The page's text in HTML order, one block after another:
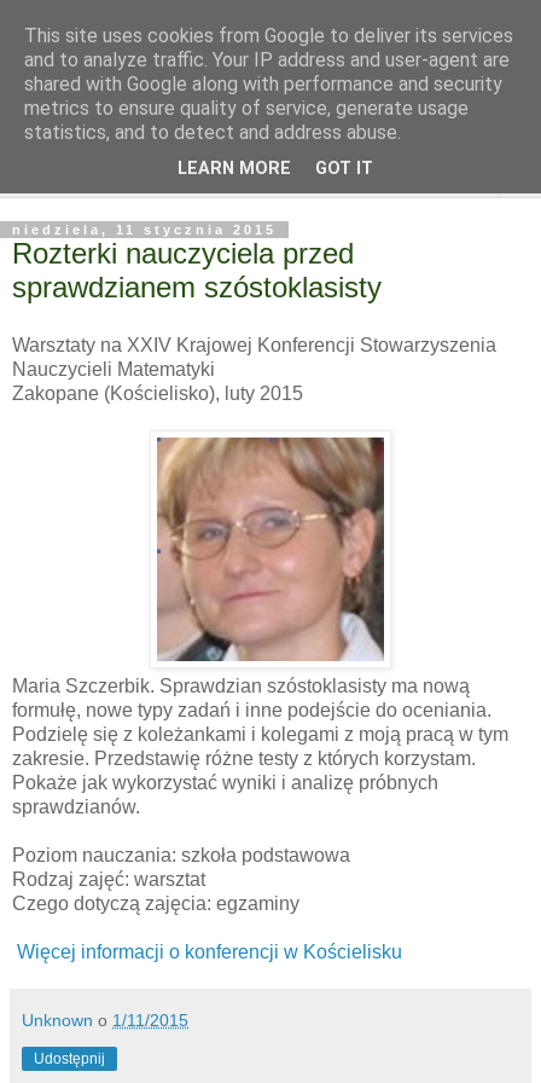
niedziela, 11 stycznia 2015
Rozterki nauczyciela przed
sprawdzianem szóstoklasisty
Warsztaty na XXIV Krajowej Konferencji Stowarzyszenia
Nauczycieli Matematyki
Zakopane (Kościelisko), luty 2015
Maria Szczerbik. Sprawdzian szóstoklasisty ma nową
formułę, nowe typy zadań i inne podejście do oceniania.
Podzielę się z koleżankami i kolegami z moją pracą w tym
zakresie. Przedstawię różne testy z których korzystam.
Pokaże jak wykorzystać wyniki i analizę próbnych
sprawdzianów.
Poziom nauczania: szkoła podstawowa
Rodzaj zajęć: warsztat
Czego dotyczą zajęcia: egzaminy
Więcej informacji o konferencji w Kościelisku
Unknown o 1/11/2015
Udostępnij
This site uses cookies from Google to deliver its services
and to analyze traffic. Your IP address and user-agent are
shared with Google along with performance and security
metrics to ensure quality of service, generate usage
statistics, and to detect and address abuse.
LEARN MORE GOT IT